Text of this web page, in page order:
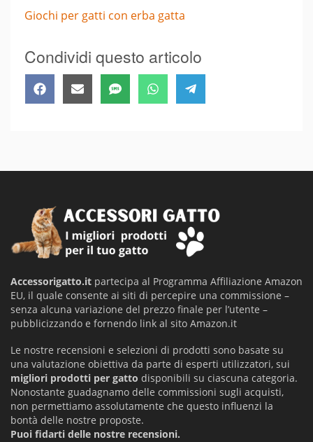
Giochi per gatti con erba gatta
Condividi questo articolo
Share
on
FacebookShare
on
Email Share
on
SMS Share
on
WhatsAppShare
on
Accessorigatto.it partecipa al Programma Affiliazione Amazon
EU, il quale consente ai siti di percepire una commissione –
senza alcuna variazione del prezzo finale per l’utente –
pubblicizzando e fornendo link al sito Amazon.it
Le nostre recensioni e selezioni di prodotti sono basate su
una valutazione obiettiva da parte di esperti utilizzatori, sui
migliori prodotti per gatto disponibili su ciascuna categoria.
Nonostante guadagnamo delle commissioni sugli acquisti,
non permettiamo assolutamente che questo influenzi la
bontà delle nostre proposte.
Puoi fidarti delle nostre recensioni.